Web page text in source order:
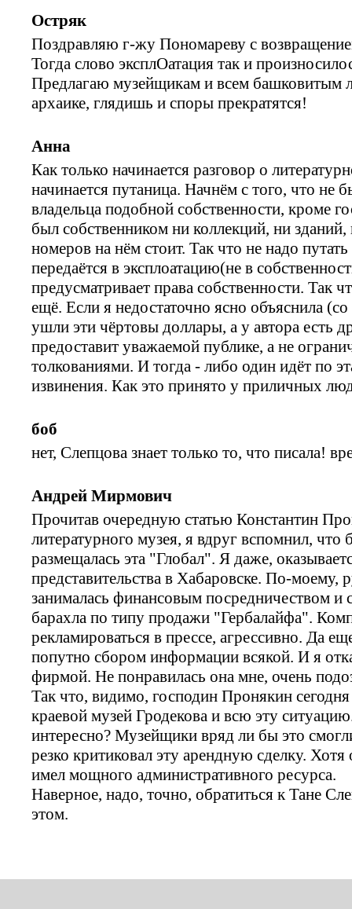
Остряк
Поздравляю г-жу Пономареву с
Тогда слово эксплОатация так и
Предлагаю музейщикам и всем башковитым
архаике, глядишь и споры прекратятся!
Анна
Как только начинается разговор о
начинается путаница. Начнём с того, что не
владельца подобной собственности, кроме
был собственником ни коллекций, ни
номеров на нём стоит. Так что не надо путать
передаётся в эксплоатацию(не в
предусматривает права собственности. Так
ещё. Если я недостаточно ясно объяснила
ушли эти чёртовы доллары, а у автора есть
предоставит уважаемой публике, а не
толкованиями. И тогда - либо один идёт по
извинения. Как это принято у приличных
боб
нет, Слепцова знает только то, что писала!
Андрей Мирмович
Прочитав очередную статью Константин
литературного музея, я вдруг вспомнил,
размещалась эта "Глобал". Я даже,
представительства в Хабаровске. По-моему,
занималась финансовым посредничеством и
барахла по типу продажи "Гербалайфа".
рекламироваться в прессе, агрессивно. Да
попутно сбором информации всякой. И я
фирмой. Не понравилась она мне, очень
Так что, видимо, господин Пронякин
краевой музей Гродекова и всю эту
интересно? Музейщики вряд ли бы это
резко критиковал эту арендную сделку.
имел мощного административного ресурса.
Наверное, надо, точно, обратиться к Тане
этом.